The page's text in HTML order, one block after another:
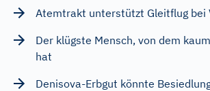
Atemtrakt unterstützt Gleitflug bei
Der klügste Mensch, von dem
hat
Denisova-Erbgut könnte